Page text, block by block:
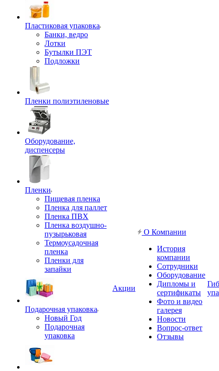
Пластиковая упаковка
Банки, ведро
Лотки
Бутылки ПЭТ
Подложки
Пленки полиэтиленовые
Оборудование,
диспенсеры
Пленки
Пищевая пленка
Пленка для паллет
Пленка ПВХ
Пленка воздушно-
пузырьковая
Термоусадочная
пленка
Пленки для
запайки
Подарочная упаковка
Новый Год
Подарочная
упаковка
Акции
О Компании
История
компании
Сотрудники
Оборудование
Дипломы и
сертификаты
Фото и видео
галерея
Новости
Вопрос-ответ
Отзывы